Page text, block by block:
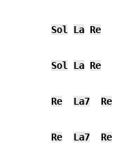
Sol La Re
Sol La Re
Re La7 Re
Re La7 Re